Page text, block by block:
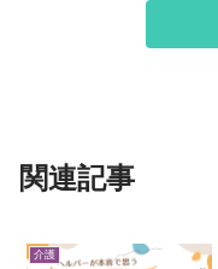
関連記事
介護